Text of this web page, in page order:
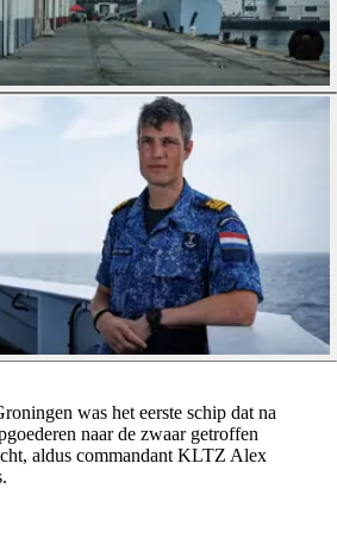
was het eerste schip dat na
naar de zwaar getroffen
aldus commandant KLTZ Alex